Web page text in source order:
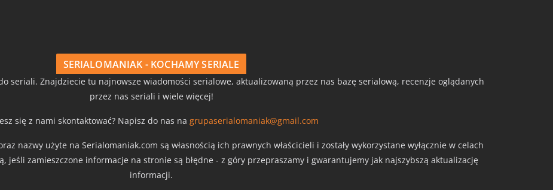
SERIALOMANIAK - KOCHAMY SERIALE
do seriali. Znajdziecie tu najnowsze wiadomości serialowe, aktualizowaną przez nas bazę serialową, recenzje oglądanych
przez nas seriali i wiele więcej!
się z nami skontaktować? Napisz do nas na grupaserialomaniak@gmail.com
nazwy użyte na Serialomaniak.com są własnością ich prawnych właścicieli i zostały wykorzystane wyłącznie w celach
jeśli zamieszczone informacje na stronie są błędne - z góry przepraszamy i gwarantujemy jak najszybszą aktualizację
informacji.